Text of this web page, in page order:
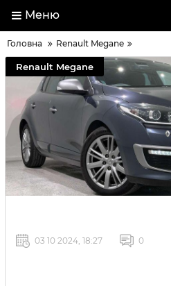
Меню
Головна Renault Megane
Renault Megane
03 10 2024, 18:27 0